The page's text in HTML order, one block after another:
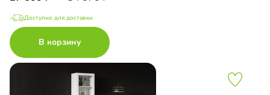
Доступно для доставки
В корзину